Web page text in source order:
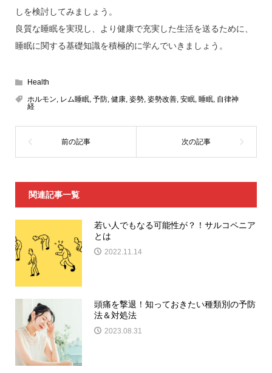
しを検討してみましょう。
良質な睡眠を実現し、より健康で充実した生活を送るために、
睡眠に関する基礎知識を積極的に学んでいきましょう。
Health
ホルモン, レム睡眠, 予防, 健康, 姿勢, 姿勢改善, 安眠, 睡眠, 自律神
経
関連記事一覧
若い人でもなる可能性が？！サルコペニア
とは
2022.11.14
頭痛を撃退！知っておきたい種類別の予防
法＆対処法
2023.08.31